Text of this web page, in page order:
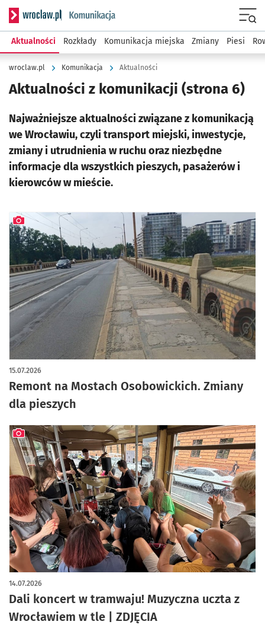
Serwis informacyjny wroclaw.pl podserwis: Komunikacja
Aktualności Rozkłady Komunikacja miejska Zmiany Piesi
wroclaw.pl Komunikacja Aktualności
Aktualności z komunikacji (strona 6)
Najważniejsze aktualności związane z komunikacją
we Wrocławiu, czyli transport miejski, inwestycje,
zmiany i utrudnienia w ruchu oraz niezbędne
informacje dla wszystkich pieszych, pasażerów i
kierowców w mieście.
Remont na Mostach Osobowickich. Zmiany
dla pieszych
15.07.2026
artykuł z galerią zdjęć
Dali koncert w tramwaju! Muzyczna uczta z
Wrocławiem w tle | ZDJĘCIA
14.07.2026
artykuł z galerią zdjęć